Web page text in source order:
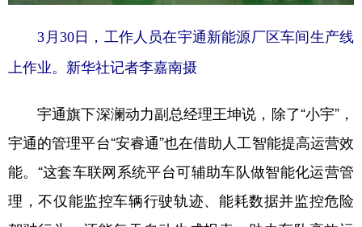
3月30日，工作人员在宇通新能源厂区车间生产线
上作业。新华社记者李嘉南摄
宇通旗下深澜动力副总经理王坤说，除了“小宇”，
宇通的管理平台“安睿通”也在借助人工智能提高运营效
能。“这套车联网系统平台可辅助车队做智能化运营管
理，不仅能监控车辆行驶轨迹、能耗数据并监控危险